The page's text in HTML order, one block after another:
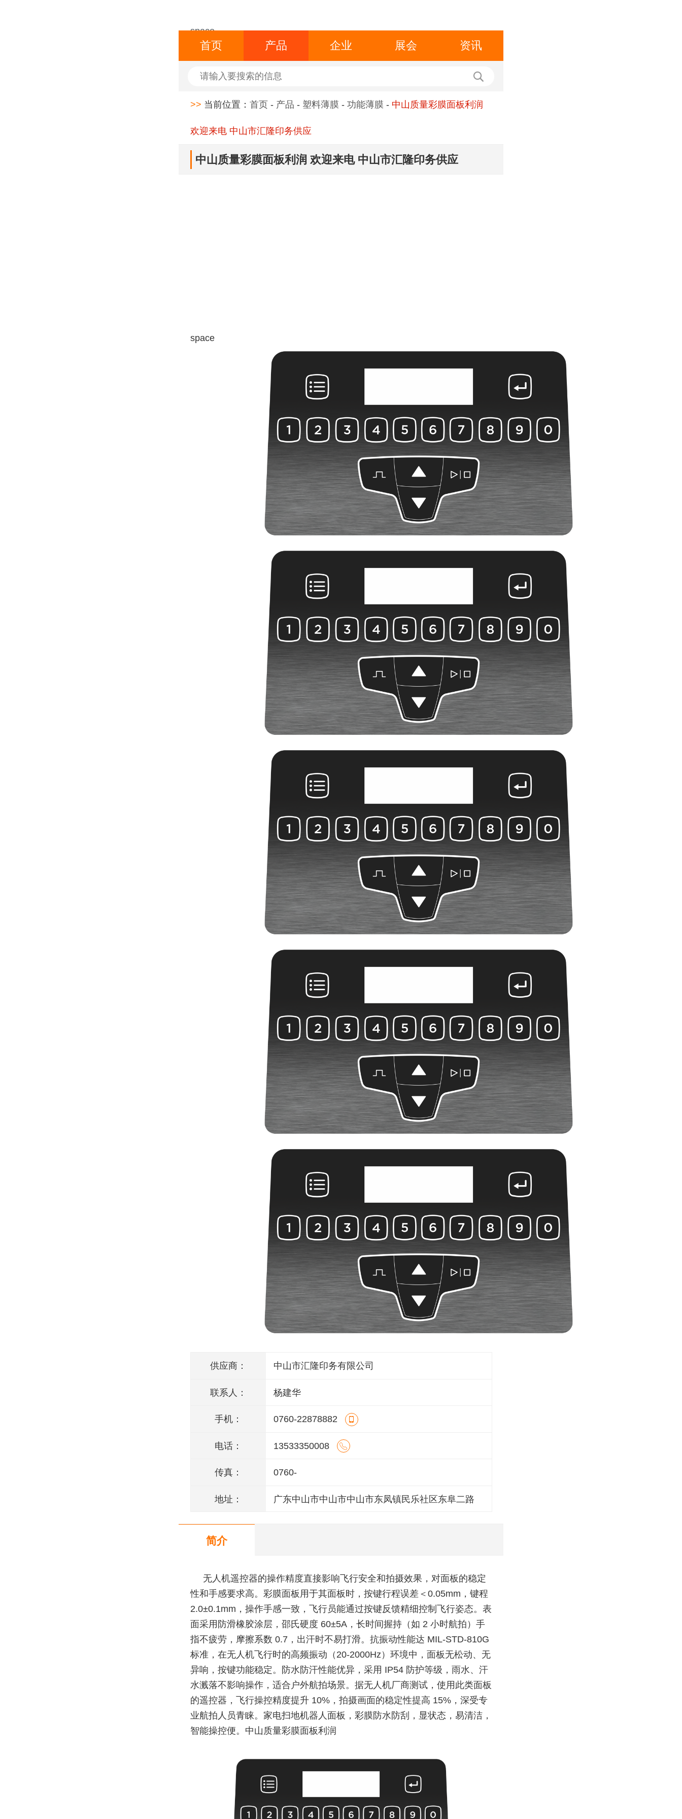
space
首页 产品 企业 展会 资讯
>> 当前位置： 首页 - 产品 - 塑料薄膜 - 功能薄膜 - 中山质量彩膜面板利润
欢迎来电 中山市汇隆印务供应
中山质量彩膜面板利润 欢迎来电 中山市汇隆印务供应
space
供应商： 中山市汇隆印务有限公司
联系人： 杨建华
手机： 0760-22878882
电话： 13533350008
传真： 0760-
地址： 广东中山市中山市中山市东凤镇民乐社区东阜二路
简介
无人机遥控器的操作精度直接影响飞行安全和拍摄效果，对面板的稳定
性和手感要求高。彩膜面板用于其面板时，按键行程误差＜0.05mm，键程
2.0±0.1mm，操作手感一致，飞行员能通过按键反馈精细控制飞行姿态。表
面采用防滑橡胶涂层，邵氏硬度 60±5A，长时间握持（如 2 小时航拍）手
指不疲劳，摩擦系数 0.7，出汗时不易打滑。抗振动性能达 MIL-STD-810G
标准，在无人机飞行时的高频振动（20-2000Hz）环境中，面板无松动、无
异响，按键功能稳定。防水防汗性能优异，采用 IP54 防护等级，雨水、汗
水溅落不影响操作，适合户外航拍场景。据无人机厂商测试，使用此类面板
的遥控器，飞行操控精度提升 10%，拍摄画面的稳定性提高 15%，深受专
业航拍人员青睐。家电扫地机器人面板，彩膜防水防刮，显状态，易清洁，
智能操控便。中山质量彩膜面板利润